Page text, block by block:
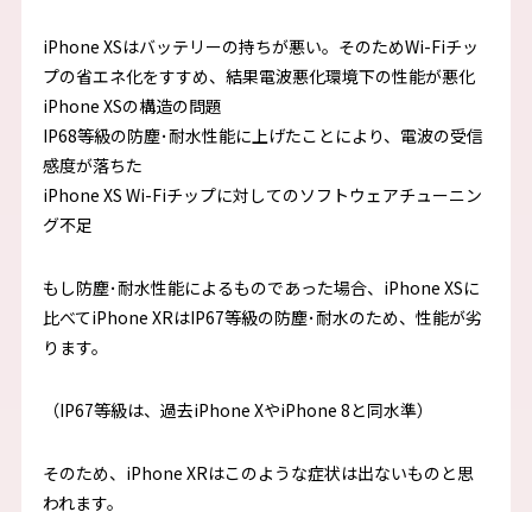
iPhone XSはバッテリーの持ちが悪い。そのためWi-Fiチッ
プの省エネ化をすすめ、結果電波悪化環境下の性能が悪化
iPhone XSの構造の問題
IP68等級の防塵･耐水性能に上げたことにより、電波の受信
感度が落ちた
iPhone XS Wi-Fiチップに対してのソフトウェアチューニン
グ不足
もし防塵･耐水性能によるものであった場合、iPhone XSに
比べてiPhone XRはIP67等級の防塵･耐水のため、性能が劣
ります。
（IP67等級は、過去iPhone XやiPhone 8と同水準）
そのため、iPhone XRはこのような症状は出ないものと思
われます。